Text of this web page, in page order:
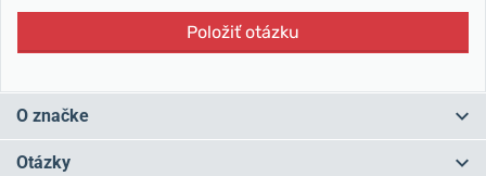
Položiť otázku
O značke
Otázky